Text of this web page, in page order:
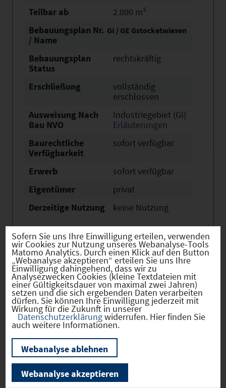
Teilbar ab
2.000 m²
Bebauungsplan Nr.
/ Name
GI / GE Gstocketwiesen
Bebauungsplan
Status
rechtskräftig
Erschließung
vollständig
erschlossen
Ausweisung Nach
Bau NVO
Industriegebiet (GI)
Erläuterungen
Baurechtliche
Verfügbarkeit
sofort verfügbar
Erwerb
sofort verfügbar
Eigentümer
privat
Derzeitige Nutzung
keine Nutzung
Verkehr
Infrastruktur
Bilder
Sofern Sie uns Ihre Einwilligung erteilen, verwenden
wir Cookies zur Nutzung unseres Webanalyse-Tools
Matomo Analytics. Durch einen Klick auf den Button
„Webanalyse akzeptieren“ erteilen Sie uns Ihre
Einwilligung dahingehend, dass wir zu
Analysezwecken Cookies (kleine Textdateien mit
einer Gültigkeitsdauer von maximal zwei Jahren)
setzen und die sich ergebenden Daten verarbeiten
dürfen. Sie können Ihre Einwilligung jederzeit mit
Wirkung für die Zukunft in unserer
Datenschutzerklärungwiderrufen. Hier finden Sie
auch weitere Informationen.
Webanalyse ablehnen
Webanalyse akzeptieren